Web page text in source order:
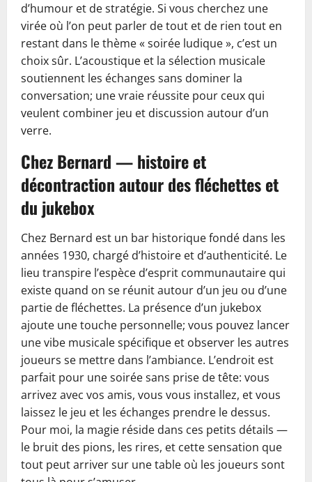
d’humour et de stratégie. Si vous cherchez une
virée où l’on peut parler de tout et de rien tout en
restant dans le thème « soirée ludique », c’est un
choix sûr. L’acoustique et la sélection musicale
soutiennent les échanges sans dominer la
conversation; une vraie réussite pour ceux qui
veulent combiner jeu et discussion autour d’un
verre.
Chez Bernard — histoire et
décontraction autour des fléchettes et
du jukebox
Chez Bernard est un bar historique fondé dans les
années 1930, chargé d’histoire et d’authenticité. Le
lieu transpire l’espèce d’esprit communautaire qui
existe quand on se réunit autour d’un jeu ou d’une
partie de fléchettes. La présence d’un jukebox
ajoute une touche personnelle; vous pouvez lancer
une vibe musicale spécifique et observer les autres
joueurs se mettre dans l’ambiance. L’endroit est
parfait pour une soirée sans prise de tête: vous
arrivez avec vos amis, vous vous installez, et vous
laissez le jeu et les échanges prendre le dessus.
Pour moi, la magie réside dans ces petits détails —
le bruit des pions, les rires, et cette sensation que
tout peut arriver sur une table où les joueurs sont